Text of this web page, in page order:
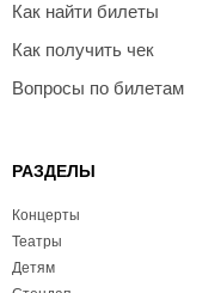
Как найти билеты
Как получить чек
Вопросы по билетам
РАЗДЕЛЫ
Концерты
Театры
Детям